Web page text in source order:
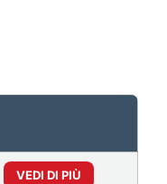
VEDI DI PIÙ